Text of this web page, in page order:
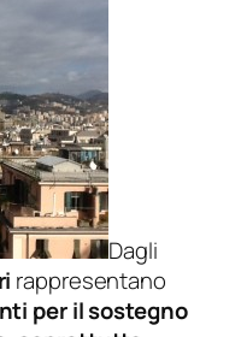
Dagli
rappresentano
per il sostegno